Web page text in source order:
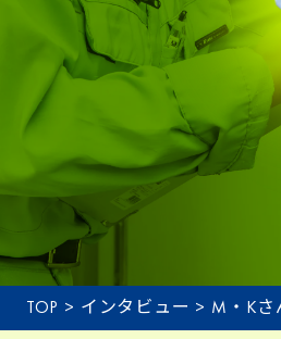
TOP > インタビュー > M・Kさ